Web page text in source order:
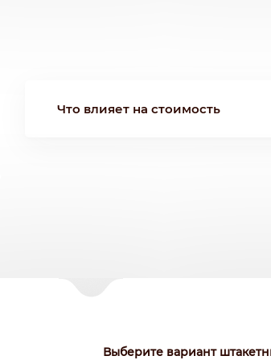
Что влияет на стоимость
Выберите вариант